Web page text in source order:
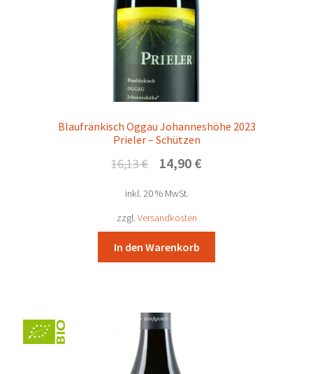
Blaufränkisch Oggau Johanneshöhe 2023
Prieler – Schützen
16,13€
Ursprünglicher
war:
16,13 €
14,90 €Aktueller
inkl. 20 % MwSt.
zzgl. Versandkosten
In den Warenkorb